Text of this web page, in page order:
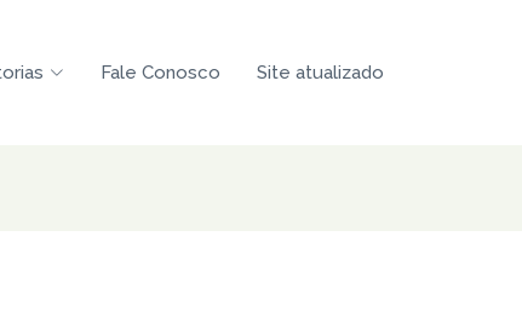
Fale Conosco Site atualizado